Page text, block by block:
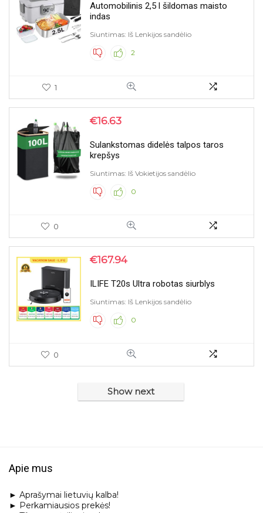
Automobilinis 2,5 l šildomas maisto
indas
Siuntimas: Iš Lenkijos sandėlio
2
1
€16.63
Sulankstomas didelės talpos taros
krepšys
Siuntimas: Iš Vokietijos sandėlio
0
0
€167.94
ILIFE T20s Ultra robotas siurblys
Siuntimas: Iš Lenkijos sandėlio
0
0
Show next
Apie mus
► Aprašymai lietuvių kalba!
► Perkamiausios prekės!